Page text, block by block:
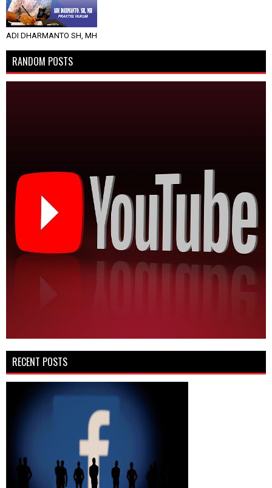
ADI DHARMANTO SH, MH
RANDOM POSTS
RECENT POSTS